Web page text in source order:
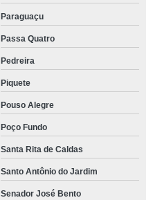
Paraguaçu
Passa Quatro
Pedreira
Piquete
Pouso Alegre
Poço Fundo
Santa Rita de Caldas
Santo Antônio do Jardim
Senador José Bento